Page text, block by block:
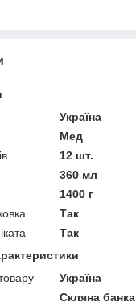
Україна
Мед
12 шт.
360 мл
1400 г
Так
Так
Україна
Скляна банка